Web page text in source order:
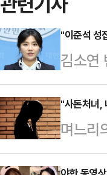
"이준석 성
김소연
공개하
해 "준
"시알
대표.
"사돈처녀,
며느리
지고